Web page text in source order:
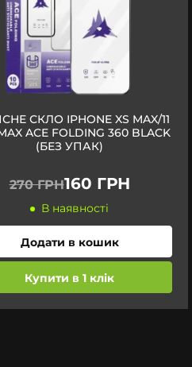
СКЛО IPHONE XS MAX/11
ACE FOLDING 360 BLACK
(БЕЗ УПАК)
270 ГРН160 ГРН
В наявності
Додати в кошик
Купити в 1 клік